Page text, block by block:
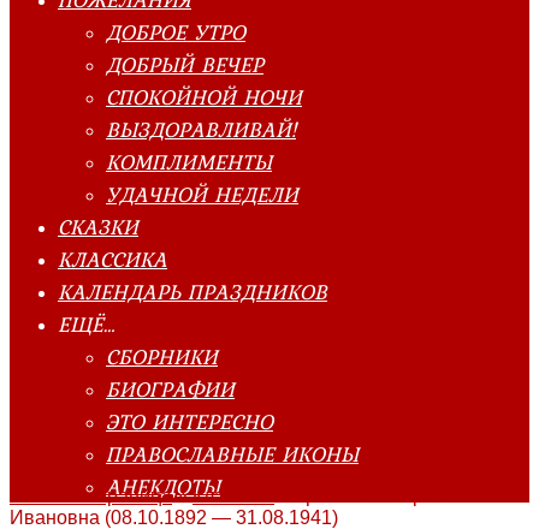
ДОБРОЕ УТРО
ДОБРЫЙ ВЕЧЕР
СПОКОЙНОЙ НОЧИ
ВЫЗДОРАВЛИВАЙ!
КОМПЛИМЕНТЫ
УДАЧНОЙ НЕДЕЛИ
СКАЗКИ
КЛАССИКА
КАЛЕНДАРЬ ПРАЗДНИКОВ
ЕЩЁ…
СБОРНИКИ
БИОГРАФИИ
ЭТО ИНТЕРЕСНО
ПРАВОСЛАВНЫЕ ИКОНЫ
АНЕКДОТЫ
Главная страница»Классика
Ивановна (08.10.1892 — 31.08.1941)